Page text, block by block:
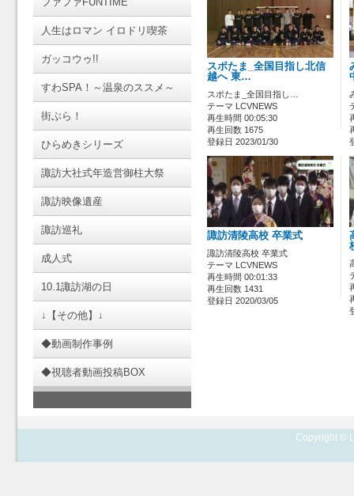
人生はロマン イロドリ喫茶
ガッコウゥ!!
すわSPA！～温泉のススメ～
街ぶら！
ひらめきシリーズ
諏訪大社式年造営御柱大祭
諏訪映像遺産
諏訪巡礼
成人式
10.1諏訪湖の日
↓【その他】↓
◆動画制作事例
◆視聴者動画投稿BOX
スポたま_全国目指し北信
越へ 東…
スポたま_全国目指し…
テーマ LCVNEWS
再生時間 00:05:30
再生回数 1675
登録日 2023/01/30
諏訪清陵高校 卒業式
諏訪清陵高校 卒業式
テーマ LCVNEWS
再生時間 00:01:33
再生回数 1431
登録日 2020/03/05
Copyright ©